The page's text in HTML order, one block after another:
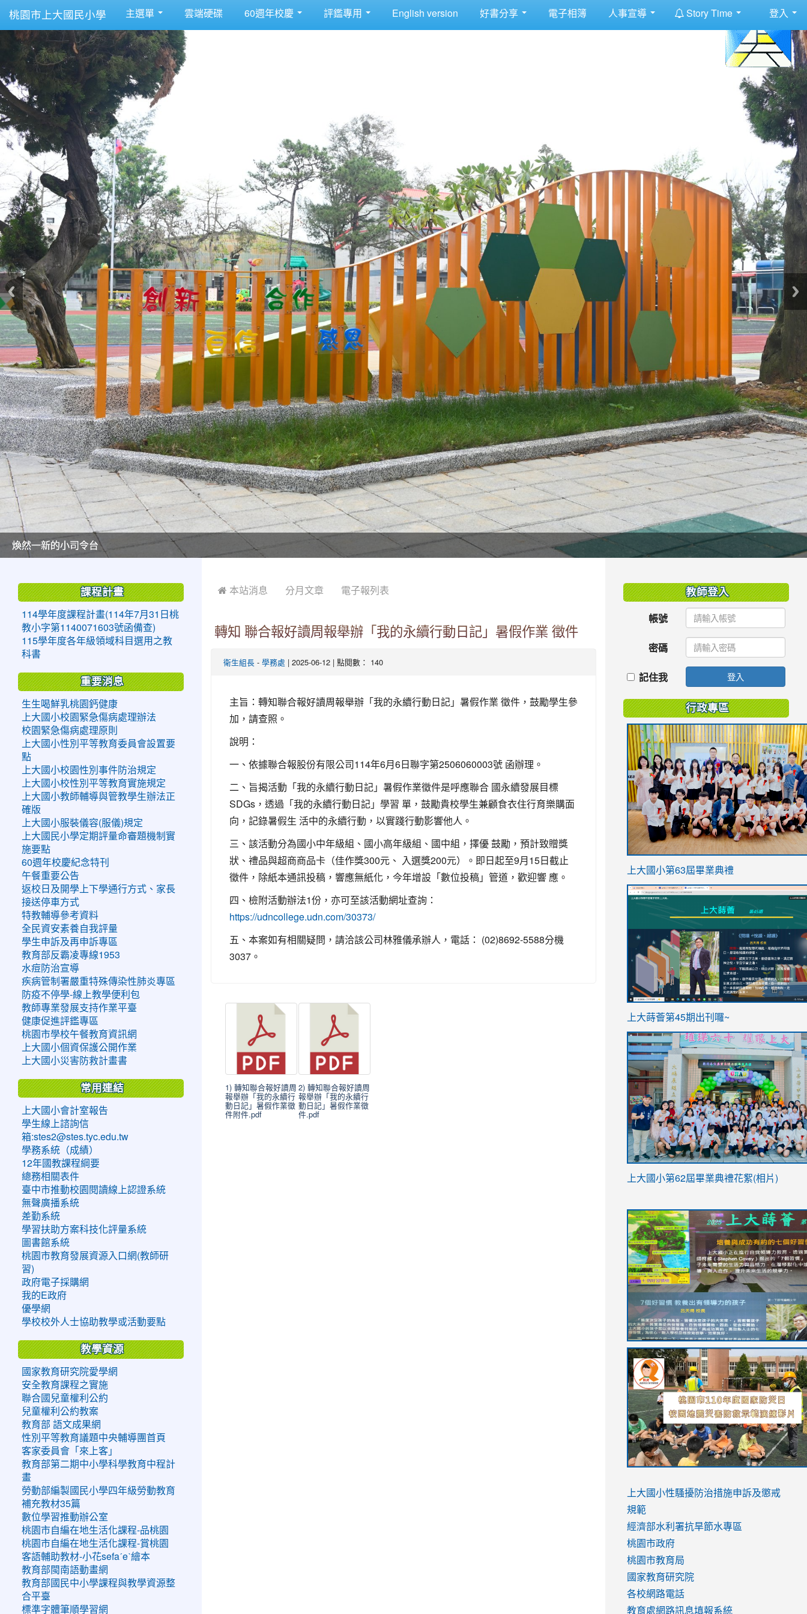
桃園市上大國民小學 主選單 雲端硬碟 60週年校慶 評鑑專用 English version 好書分享 電子相簿 人事宣導 Story Time 登入
美麗的操場是我們活力的來源
美麗的操場是我們活力的來源
煥然一新的小司令台
煥然一新的小司令台
富含桃園埤塘田園風光意象的中廊
富含桃園埤塘田園風光意象的中廊
嶄新的中庭廣場
嶄新的中庭廣場
水生池生生不息
水生池生生不息
 本站消息 分月文章 電子報列表
轉知 聯合報好讀周報舉辦「我的永續行動日記」暑假作業 徵件
衛生組長 - 學務處 | 2025-06-12 | 點閱數： 140
主旨：轉知聯合報好讀周報舉辦「我的永續行動日記」暑假作業 徵件，鼓勵學生參
加，請查照。
說明：
一、依據聯合報股份有限公司114年6月6日聯字第2506060003號 函辦理。
二、旨揭活動「我的永續行動日記」暑假作業徵件是呼應聯合 國永續發展目標
SDGs，透過「我的永續行動日記」學習 單，鼓勵貴校學生兼顧食衣住行育樂購面
向，記錄暑假生 活中的永續行動，以實踐行動影響他人。
三、該活動分為國小中年級組、國小高年級組、國中組，擇優 鼓勵，預計致贈獎
狀、禮品與超商商品卡（佳作獎300元、 入選獎200元）。即日起至9月15日截止
徵件，除紙本通訊投稿，響應無紙化，今年增設「數位投稿」管道，歡迎響 應。
四、檢附活動辦法1份，亦可至該活動網址查詢：
https://udncollege.udn.com/30373/
五、本案如有相關疑問，請洽該公司林雅儀承辦人，電話： (02)8692-5588分機
3037。
1) 轉知聯合報好讀周
報舉辦「我的永續行
動日記」暑假作業徵
件附件.pdf
2) 轉知聯合報好讀周
報舉辦「我的永續行
動日記」暑假作業徵
件.pdf
課程計畫
114學年度課程計畫(114年7月31日桃
教小字第1140071603號函備查)
115學年度各年級領域科目選用之教
科書
重要消息
生生喝鮮乳桃園鈣健康
上大國小校園緊急傷病處理辦法
校園緊急傷病處理原則
上大國小性別平等教育委員會設置要
點
上大國小校園性別事件防治規定
上大國小校性別平等教育實施規定
上大國小教師輔導與管教學生辦法正
確版
上大國小服裝儀容(服儀)規定
上大國民小學定期評量命審題機制實
施要點
60週年校慶紀念特刊
午餐重要公告
返校日及開學上下學通行方式、家長
接送停車方式
特教輔導參考資料
全民資安素養自我評量
學生申訴及再申訴專區
教育部反霸凌專線1953
水痘防治宣導
疾病管制署嚴重特殊傳染性肺炎專區
防疫不停學-線上教學便利包
教師專業發展支持作業平臺
健康促進評鑑專區
桃園市學校午餐教育資訊網
上大國小個資保護公開作業
上大國小災害防救計畫書
常用連結
上大國小會計室報告
學生線上諮詢信
箱:stes2@stes.tyc.edu.tw
學務系統（成績）
12年國教課程綱要
總務相關表件
臺中市推動校園閱讀線上認證系統
無聲廣播系統
差勤系統
學習扶助方案科技化評量系統
圖書館系統
桃園市教育發展資源入口網(教師研
習)
政府電子採購網
我的E政府
優學網
學校校外人士協助教學或活動要點
教學資源
國家教育研究院愛學網
安全教育課程之實施
聯合國兒童權利公約
兒童權利公約教案
教育部 語文成果網
性別平等教育議題中央輔導團首頁
客家委員會「來上客」
教育部第二期中小學科學教育中程計
畫
勞動部編製國民小學四年級勞動教育
補充教材35篇
數位學習推動辦公室
桃園市自編在地生活化課程-品桃園
桃園市自編在地生活化課程-賞桃園
客語輔助教材-小花sefaˊeˋ繪本
教育部閩南語動畫網
教育部國民中小學課程與教學資源整
合平臺
標準字體筆順學習網
教師登入
帳號
密碼
記住我 登入
行政專區
link
https://sites.google.com/stes.tyc.edu.tw/
上大國小第63屆畢業典禮
link
ink
https://sites.google.com/stes.tyc.edu.tw/
link
https://sites.google.com/stes.tyc.edu.tw/
上大蒔薈第45期出刊囉~
link
YfDQppRvyMk686kIw6SBbssEIZ6WnT/
usp=sharing
上大國小第62屆畢業典禮花絮(相片)
to
https://drive.google.com/file/d/1I-
YfDQppRvyMk686kIw6SBbssEIZ6WnT/
usp=sharing
to
https://sites.google.com/stes.tyc.edu.tw/
link
to
https://sites.google.com/stes.tyc.edu.tw/
link
to
https://drive.google.com/file/d/
usp=sharing
link
to
https://youtu.be/jJOMVWY3-
8M
link
to
https://drive.google.com/file/d/
usp=sharing
to
https://www.youtube.com/watch?
v=hC_gdZndU9s
to
https://www.youtube.com/watch?
v=hC_gdZndU9s
link
to
https://www.youtube.com/watch?
v=mfpNykQ0g4M
上大國小性騷擾防治措施申訴及懲戒
規範
經濟部水利署抗旱節水專區
桃園市政府
桃園市教育局
國家教育研究院
各校網路電話
教育處網路訊息填報系統